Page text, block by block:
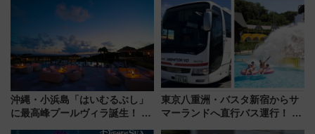
治体は？ 2026年は対象のエリア
会の日程・アクセス・観覧席ま
とめ（石川県）
沖縄・小浜島「はいむるぶし」
に最高峰プールヴィラ誕生！ 石
東京八重洲・バスタ新宿からサ
マーランドへ直行バス運行！ お